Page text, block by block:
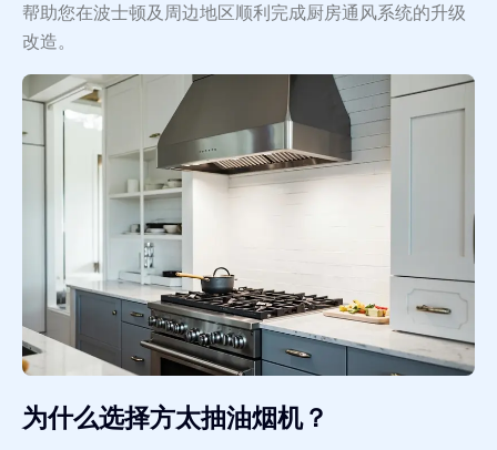
帮助您在波士顿及周边地区顺利完成厨房通风系统的升级
改造。
为什么选择方太抽油烟机？